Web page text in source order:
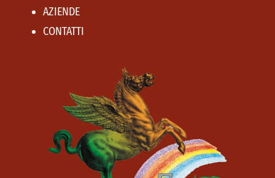
AZIENDE
CONTATTI